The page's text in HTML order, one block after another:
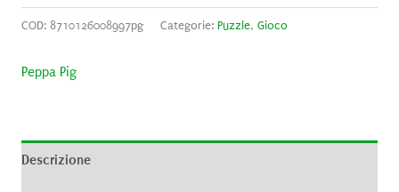
COD: 8710126008997pg Categorie: Puzzle, Gioco
Peppa Pig
Descrizione